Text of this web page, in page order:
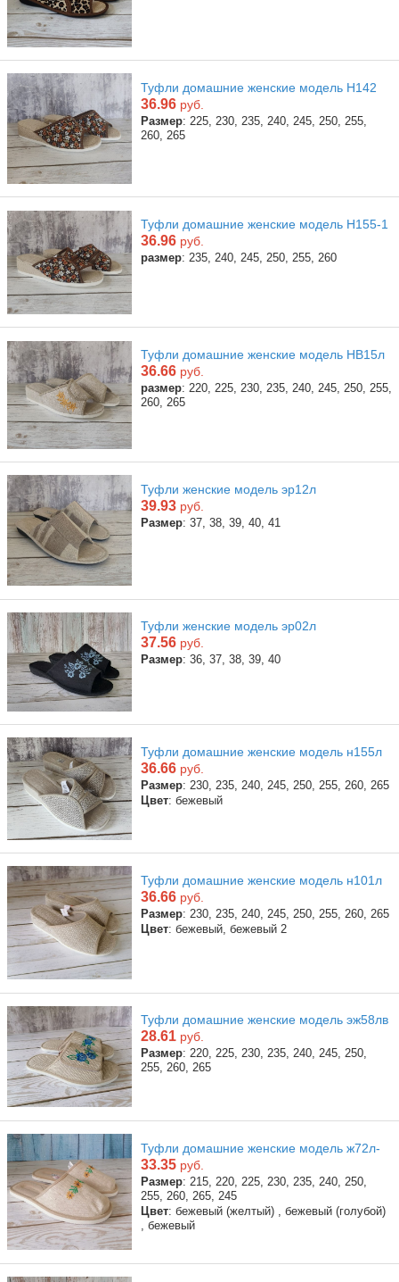
Туфли домашние женские модель Н142
36.96 руб.
Размер: 225, 230, 235, 240, 245, 250, 255,
260, 265
Туфли домашние женские модель Н155-1
36.96 руб.
размер: 235, 240, 245, 250, 255, 260
Туфли домашние женские модель НВ15л
36.66 руб.
размер: 220, 225, 230, 235, 240, 245, 250, 255,
260, 265
Туфли женские модель эр12л
39.93 руб.
Размер: 37, 38, 39, 40, 41
Туфли женские модель эр02л
37.56 руб.
Размер: 36, 37, 38, 39, 40
Туфли домашние женские модель н155л
36.66 руб.
Размер: 230, 235, 240, 245, 250, 255, 260, 265
Цвет: бежевый
Туфли домашние женские модель н101л
36.66 руб.
Размер: 230, 235, 240, 245, 250, 255, 260, 265
Цвет: бежевый, бежевый 2
Туфли домашние женские модель эж58лв
28.61 руб.
Размер: 220, 225, 230, 235, 240, 245, 250,
255, 260, 265
Туфли домашние женские модель ж72л-
33.35 руб.
Размер: 215, 220, 225, 230, 235, 240, 250,
255, 260, 265, 245
Цвет: бежевый (желтый) , бежевый (голубой)
, бежевый